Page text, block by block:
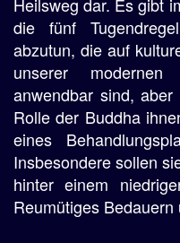
die fünf
abzutun, die auf
unserer
anwendbar sind,
Rolle der Buddha
eines
Insbesondere sollen
hinter einem
Reumütiges